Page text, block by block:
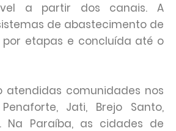
a partir dos canais. A
de abastecimento de
etapas e concluída até o
atendidas comunidades nos
Jati, Brejo Santo,
Na Paraíba, as cidades de